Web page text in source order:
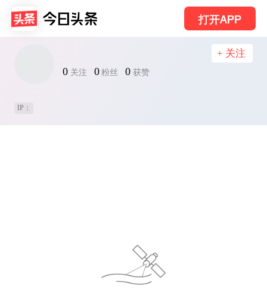
打开APP
0 关注 0 粉丝 0 获赞
+ 关注
IP：